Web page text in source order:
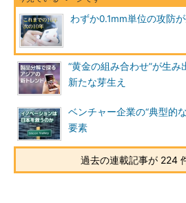
わずか0.1mm単位の攻防
“黄金の組み合わせ”が生
新たな芽生え
ベンチャー企業の“典型的
要素
過去の連載記事が 224